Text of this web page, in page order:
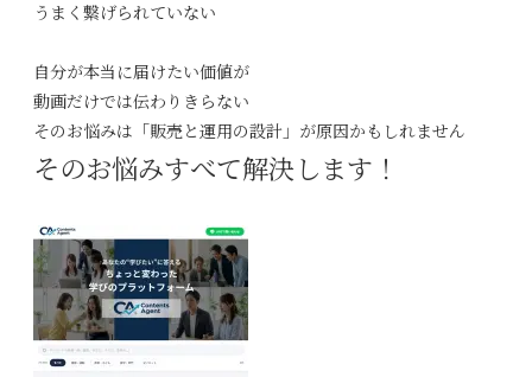
うまく繋げられていない
自分が本当に届けたい価値が
動画だけでは伝わりきらない
そのお悩みは 「販売と運用の設計」 が原因かもしれません
そのお悩みすべて解決します！